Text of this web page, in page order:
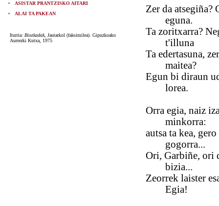
ASISTAR PRANTZISKO AITARI
ALAI TA PAKEAN
Iturria: Biozkadak, Jautarkol (faksimilea). Gipuzkoako
Aurrezki Kutxa, 1975
Zer da atsegiña?
eguna.
Ta zoritxarra?
t'illuna
Ta edertasuna,
maitea?
Egun bi diraun
lorea.
Orra egia, naiz
minkorra:
autsa ta kea,
gogorra...
Ori, Garbiñe, ori
bizia...
Zeorrek laister
Egia!